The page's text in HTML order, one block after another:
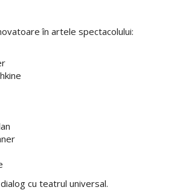
în artele spectacolului:
cu teatrul universal.